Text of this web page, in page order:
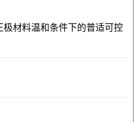
极材料温和条件下的普适可控